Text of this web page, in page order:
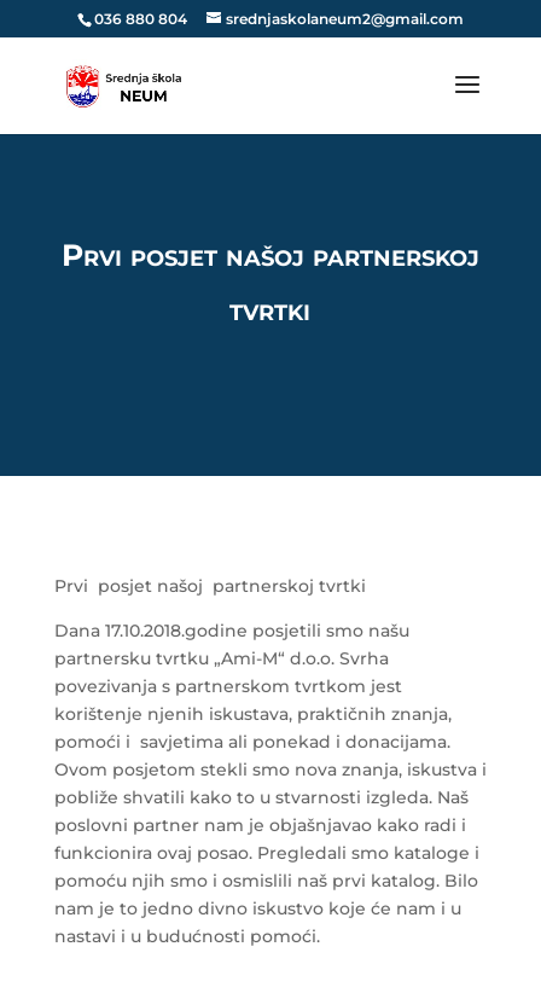
036 880 804 srednjaskolaneum2@gmail.com
Prvi posjet našoj partnerskoj
tvrtki
Prvi posjet našoj partnerskoj tvrtki
Dana 17.10.2018.godine posjetili smo našu
partnersku tvrtku „Ami-M“ d.o.o. Svrha
povezivanja s partnerskom tvrtkom jest
korištenje njenih iskustava, praktičnih znanja,
pomoći i savjetima ali ponekad i donacijama.
Ovom posjetom stekli smo nova znanja, iskustva i
pobliže shvatili kako to u stvarnosti izgleda. Naš
poslovni partner nam je objašnjavao kako radi i
funkcionira ovaj posao. Pregledali smo kataloge i
pomoću njih smo i osmislili naš prvi katalog. Bilo
nam je to jedno divno iskustvo koje će nam i u
nastavi i u budućnosti pomoći.